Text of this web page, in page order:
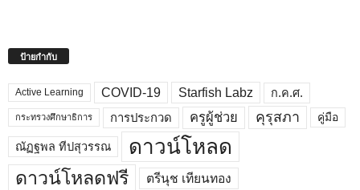
ป้ายกำกับ
Active Learning COVID-19 Starfish Labz ก.ค.ศ.
กระทรวงศึกษาธิการ การประกวด ครูผู้ช่วย คุรุสภา คู่มือ
ณัฏฐพล ทีปสุวรรณ ดาวน์โหลด
ดาวน์โหลดฟรี ตรีนุช เทียนทอง